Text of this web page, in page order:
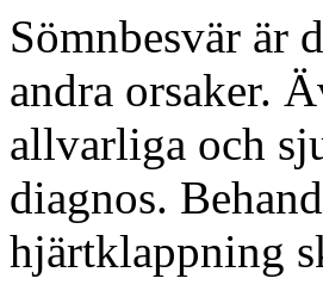
Sömnbesvär är
andra orsaker.
allvarliga och
diagnos.
hjärtklappning